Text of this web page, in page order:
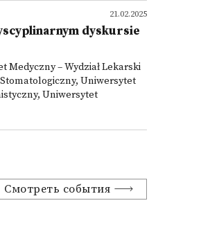
21.02.2025
dyskursie
Medyczny – Wydział Lekarski
Uniwersytet
Uniwersytet
Смотреть события